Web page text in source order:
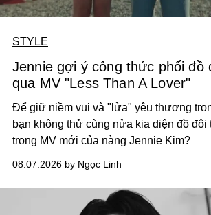
STYLE
Jennie gợi ý công thức phối đồ
qua MV "Less Than A Lover"
Để giữ niềm vui và "lửa" yêu thương
bạn không thử cùng nửa kia diện đồ đôi
trong MV mới của nàng Jennie Kim?
08.07.2026 by Ngọc Linh